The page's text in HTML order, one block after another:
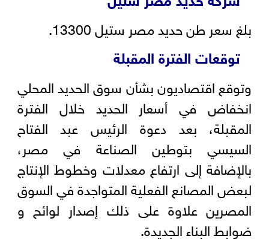
بلغ سعر طن حديد مصر ستيل 13300.
توقعات الفترة المقبلة
وتوقع اقتصاديون بشأن سوق الحديد المحلي
انخفاض في أسعار الحديد خلال الفترة
المقبلة، بعد دعوة الرئيس عبد الفتاح
السيسي بتوطين الصناعة في مصر،
بالإضافة إلى ارتفاع معدلات وخطوط الإنتاج
لبعض المصانع الفعلية المتواجدة في السوق
المصرين علاوة على ذلك إصدار لوائح و
ضوابط البناء الجديدة.